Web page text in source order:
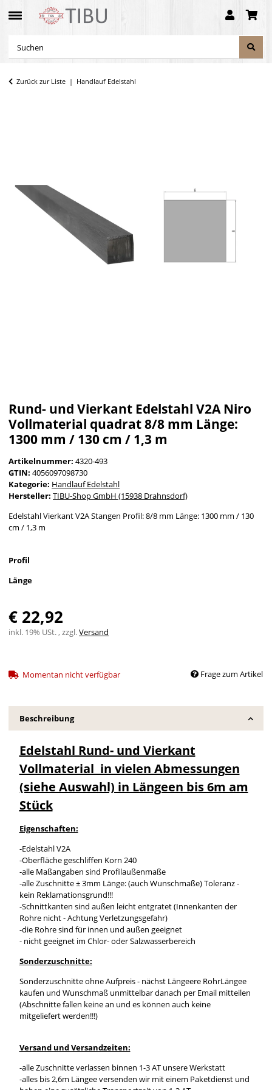
Zurück zur Liste Handlauf Edelstahl
Rund- und Vierkant Edelstahl V2A Niro
Vollmaterial quadrat 8/8 mm Länge:
1300 mm / 130 cm / 1,3 m
Artikelnummer: 4320-493
GTIN: 4056097098730
Kategorie: Handlauf Edelstahl
Hersteller: TIBU-Shop GmbH (15938 Drahnsdorf)
Edelstahl Vierkant V2A Stangen Profil: 8/8 mm Länge: 1300 mm / 130
cm / 1,3 m
Profil
Länge
€ 22,92
inkl. 19% USt. , zzgl.Versand
Momentan nicht verfügbar Frage zum Artikel
Beschreibung
Edelstahl Rund- und Vierkant
Vollmaterial in vielen Abmessungen
(siehe Auswahl) in Längeen bis 6m am
Stück
Eigenschaften:
-Edelstahl V2A
-Oberfläche geschliffen Korn 240
-alle Maßangaben sind Profilaußenmaße
-alle Zuschnitte ± 3mm Länge: (auch Wunschmaße) Toleranz -
kein Reklamationsgrund!!!
-Schnittkanten sind außen leicht entgratet (Innenkanten der
Rohre nicht - Achtung Verletzungsgefahr)
-die Rohre sind für innen und außen geeignet
- nicht geeignet im Chlor- oder Salzwasserbereich
Sonderzuschnitte:
Sonderzuschnitte ohne Aufpreis - nächst Längeere RohrLängee
kaufen und Wunschmaß unmittelbar danach per Email mitteilen
(Abschnitte fallen keine an und es können auch keine
mitgeliefert werden!!!)
Versand und Versandzeiten:
-alle Zuschnitte verlassen binnen 1-3 AT unsere Werkstatt
-alles bis 2,6m Längee versenden wir mit einem Paketdienst und